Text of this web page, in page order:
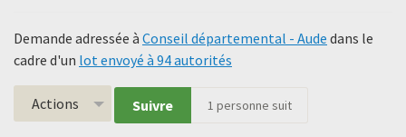
Demande adressée à Conseil départemental - Aude dans le
cadre d'un lot envoyé à 94 autorités
Actions Suivre 1 personne suit